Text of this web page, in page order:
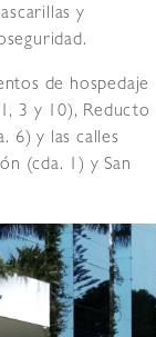
y
de hospedaje
3 y 10), Reducto
6) y las calles
(cda. 1) y San